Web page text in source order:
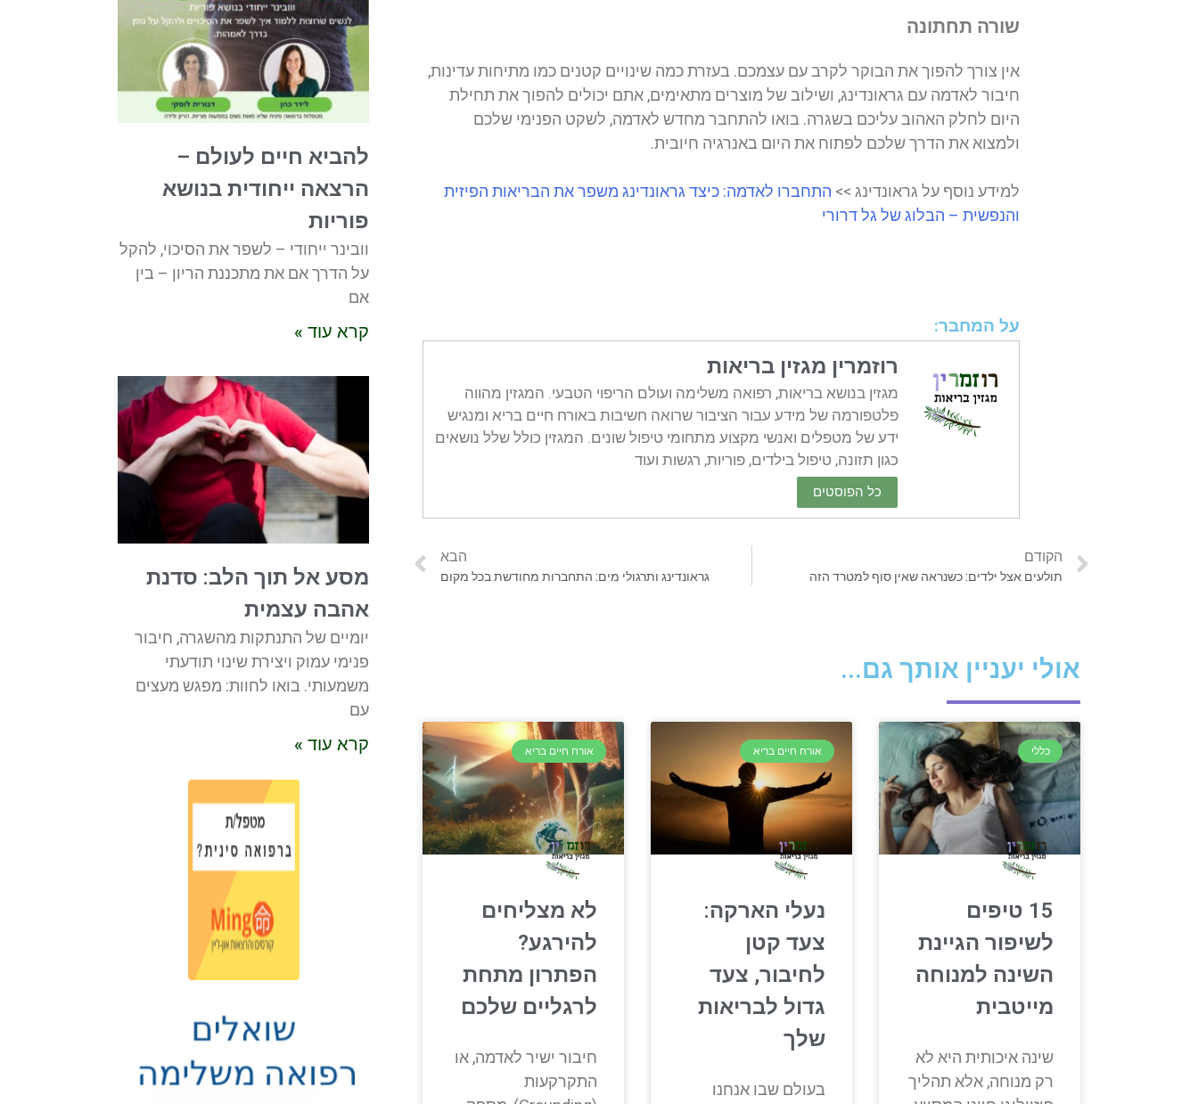
שורה תחתונה
אין צורך להפוך את הבוקר לקרב עם עצמכם. בעזרת כמה שינויים קטנים כמו מתיחות עדינות,
חיבור לאדמה עם גראונדינג, ושילוב של מוצרים מתאימים, אתם יכולים להפוך את תחילת
היום לחלק האהוב עליכם בשגרה. בואו להתחבר מחדש לאדמה, לשקט הפנימי שלכם
ולמצוא את הדרך שלכם לפתוח את היום באנרגיה חיובית.
למידע נוסף על גראונדינג >> התחברו לאדמה: כיצד גראונדינג משפר את הבריאות הפיזית
והנפשית – הבלוג של גל דרורי
על המחבר:
רוזמרין מגזין בריאות
מגזין בנושא בריאות, רפואה משלימה ועולם הריפוי הטבעי. המגזין מהווה
פלטפורמה של מידע עבור הציבור שרואה חשיבות באורח חיים בריא ומנגיש
ידע של מטפלים ואנשי מקצוע מתחומי טיפול שונים. המגזין כולל שלל נושאים
כגון תזונה, טיפול בילדים, פוריות, רגשות ועוד
כל הפוסטים
הקודם
תולעים אצל ילדים: כשנראה שאין סוף למטרד הזה
הבא
גראונדינג ותרגולי מים: התחברות מחודשת בכל מקום
אולי יעניין אותך גם...
כללי
15 טיפים
לשיפור הגיינת
השינה למנוחה
מייטבית
שינה איכותית היא לא
רק מנוחה, אלא תהליך
אורח חיים בריא
נעלי הארקה:
צעד קטן
לחיבור, צעד
גדול לבריאות
שלך
בעולם שבו אנחנו
אורח חיים בריא
לא מצליחים
להירגע?
הפתרון מתחת
לרגליים שלכם
חיבור ישיר לאדמה, או
התקרקעות
להביא חיים לעולם –
הרצאה ייחודית בנושא
פוריות
וובינר ייחודי – לשפר את הסיכוי, להקל
על הדרך אם את מתכננת הריון – בין
אם
קרא עוד »
מסע אל תוך הלב: סדנת
אהבה עצמית
יומיים של התנתקות מהשגרה, חיבור
פנימי עמוק ויצירת שינוי תודעתי
משמעותי. בואו לחוות: מפגש מעצים
עם
קרא עוד »